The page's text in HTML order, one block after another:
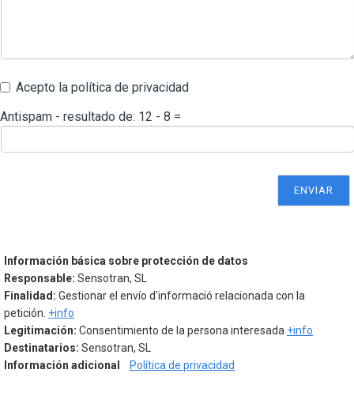
Acepto la política de privacidad
Antispam - resultado de: 12 - 8 =
Información básica sobre protección de datos
Responsable: Sensotran, SL
Finalidad: Gestionar el envío d'informació relacionada con la
petición. +info
Legitimación: Consentimiento de la persona interesada +info
Destinatarios: Sensotran, SL
Información adicional
Política de privacidad